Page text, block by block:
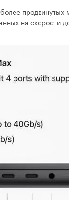
продвинутых
на скорости